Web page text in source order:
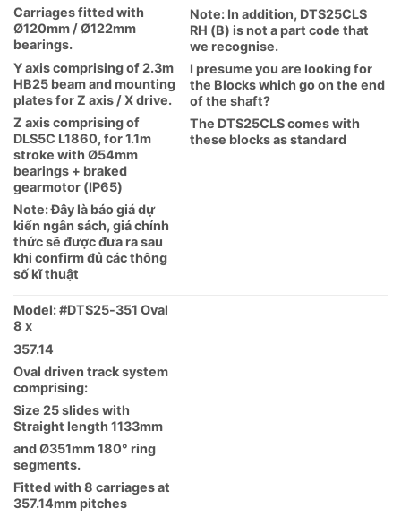
Carriages fitted with
Ø120mm / Ø122mm
bearings.
Y axis comprising of 2.3m
HB25 beam and mounting
plates for Z axis / X drive.
Z axis comprising of
DLS5C L1860, for 1.1m
stroke with Ø54mm
bearings + braked
gearmotor (IP65)
Note: Đây là báo giá dự
kiến ngân sách, giá chính
thức sẽ được đưa ra sau
khi confirm đủ các thông
số kĩ thuật
Note: In addition, DTS25CLS
RH (B) is not a part code that
we recognise.
I presume you are looking for
the Blocks which go on the end
of the shaft?
The DTS25CLS comes with
these blocks as standard
Model: #DTS25-351 Oval
8 x
357.14
Oval driven track system
comprising:
Size 25 slides with
Straight length 1133mm
and Ø351mm 180° ring
segments.
Fitted with 8 carriages at
357.14mm pitches